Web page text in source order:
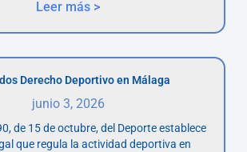
Leer más >
Derecho Deportivo en Málaga
junio 3, 2026
de 15 de octubre, del Deporte establece
que regula la actividad deportiva en